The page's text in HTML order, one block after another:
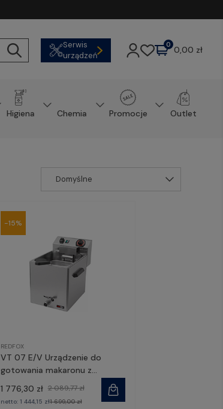
Serwis
urządzeń
0,00 zł
0
Higiena Chemia Promocje Outlet
REDFOX
VT 07 E/V Urządzenie do
gotowania makaronu z
1 776,30 zł 2 089,77 zł
netto: 1 444,15 zł1 699,00 zł
-15%